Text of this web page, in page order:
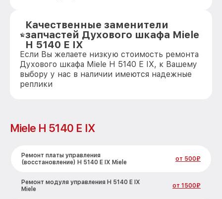
Качественные заменители
запчастей Духового шкафа Miele
H 5140 E IX
Если Вы желаете низкую стоимость ремонта
Духового шкафа Miele H 5140 E IX, к Вашему
выбору у нас в наличии имеются надежные
реплики
Miele H 5140 E IX
Ремонт платы управления
(восстановление) H 5140 E IX Miele
от 500₽
Ремонт модуля управления H 5140 E IX
Miele
от 1500₽